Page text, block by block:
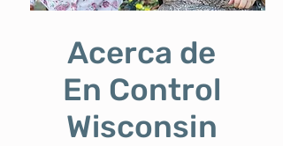
Acerca de
En Control
Wisconsin